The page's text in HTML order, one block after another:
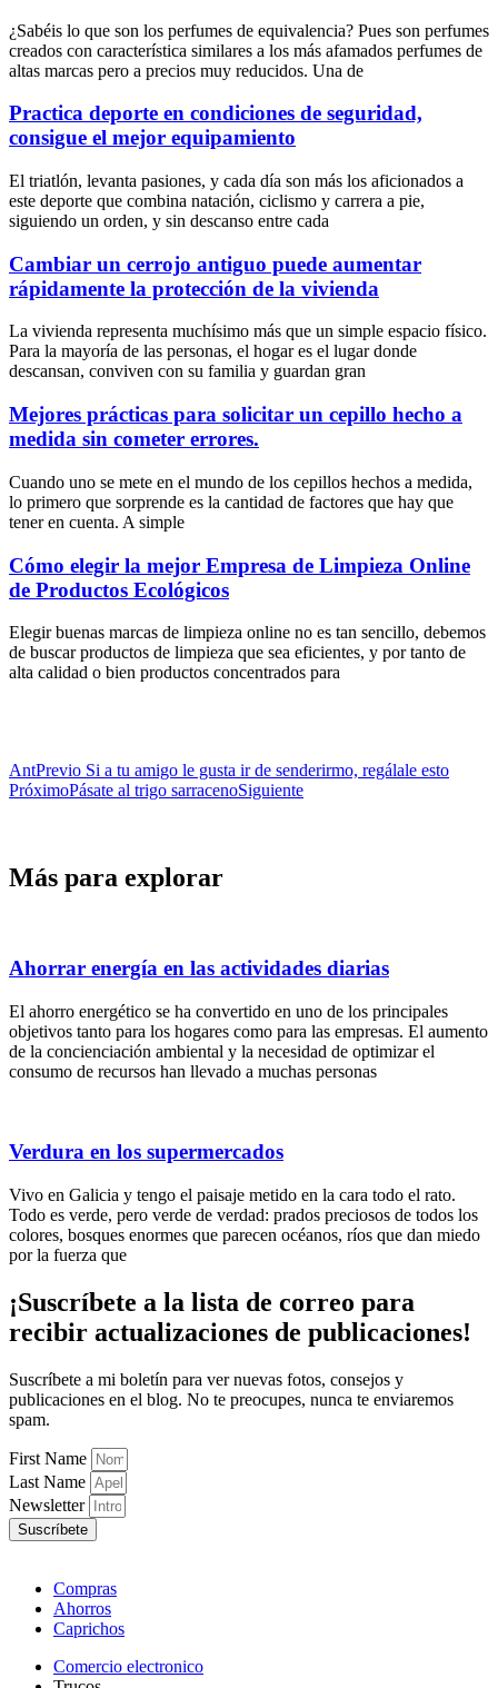
¿Sabéis lo que son los perfumes de equivalencia? Pues son perfumes
creados con característica similares a los más afamados perfumes de
altas marcas pero a precios muy reducidos. Una de
Practica deporte en condiciones de seguridad,
consigue el mejor equipamiento
El triatlón, levanta pasiones, y cada día son más los aficionados a
este deporte que combina natación, ciclismo y carrera a pie,
siguiendo un orden, y sin descanso entre cada
Cambiar un cerrojo antiguo puede aumentar
rápidamente la protección de la vivienda
La vivienda representa muchísimo más que un simple espacio físico.
Para la mayoría de las personas, el hogar es el lugar donde
descansan, conviven con su familia y guardan gran
Mejores prácticas para solicitar un cepillo hecho a
medida sin cometer errores.
Cuando uno se mete en el mundo de los cepillos hechos a medida,
lo primero que sorprende es la cantidad de factores que hay que
tener en cuenta. A simple
Cómo elegir la mejor Empresa de Limpieza Online
de Productos Ecológicos
Elegir buenas marcas de limpieza online no es tan sencillo, debemos
de buscar productos de limpieza que sea eficientes, y por tanto de
alta calidad o bien productos concentrados para
AntPrevio Si a tu amigo le gusta ir de senderirmo, regálale esto
PróximoPásate al trigo sarracenoSiguiente
Más para explorar
Ahorrar energía en las actividades diarias
El ahorro energético se ha convertido en uno de los principales
objetivos tanto para los hogares como para las empresas. El aumento
de la concienciación ambiental y la necesidad de optimizar el
consumo de recursos han llevado a muchas personas
Verdura en los supermercados
Vivo en Galicia y tengo el paisaje metido en la cara todo el rato.
Todo es verde, pero verde de verdad: prados preciosos de todos los
colores, bosques enormes que parecen océanos, ríos que dan miedo
por la fuerza que
¡Suscríbete a la lista de correo para
recibir actualizaciones de publicaciones!
Suscríbete a mi boletín para ver nuevas fotos, consejos y
publicaciones en el blog. No te preocupes, nunca te enviaremos
spam.
First Name
Last Name
Newsletter
Suscríbete
Compras
Ahorros
Caprichos
Comercio electronico